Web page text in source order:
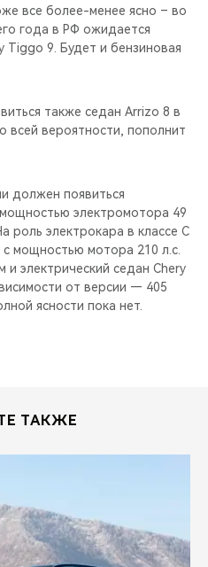
все более-менее ясно – во
года в РФ ожидается
Tiggo 9. Будет и бензиновая
также седан Arrizo 8 в
всей вероятности, пополнит
должен появиться
электромотора 49
роль электрокара в классе C
мощностью мотора 210 л.с.
и электрический седан Chery
от версии — 405
ясности пока нет.
ТАКЖЕ